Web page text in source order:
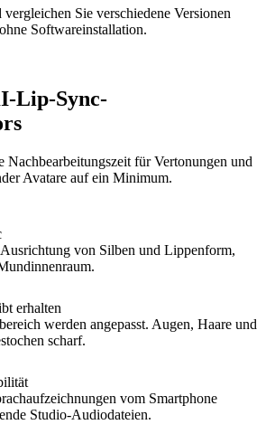
Sie verschiedene Versionen
Softwareinstallation.
Lip-Sync-
Nachbearbeitungszeit für Vertonungen und
Avatare auf ein Minimum.
von Silben und Lippenform,
erhalten
werden angepasst. Augen, Haare und
scharf.
vom Smartphone
Studio-Audiodateien.